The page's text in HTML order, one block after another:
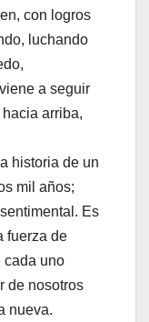
con logros
luchando
a seguir
arriba,
historia de un
mil años;
Es
fuerza de
cada uno
de nosotros
nueva.